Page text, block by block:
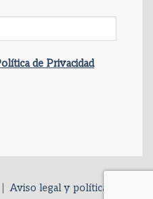
de Privacidad
|Aviso legal y política de